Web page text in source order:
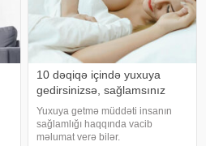
10 dəqiqə içində yuxuya
gedirsinizsə, sağlamsınız
Yuxuya getmə müddəti insanın
sağlamlığı haqqında vacib
məlumat verə bilər.